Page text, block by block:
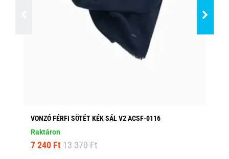
VONZÓ FÉRFI SÖTÉT KÉK SÁL V2 ACSF-0116
Raktáron
7 240 Ft 13 370 Ft